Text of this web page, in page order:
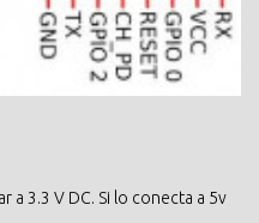
a 3.3 V DC. Si lo conecta a 5v